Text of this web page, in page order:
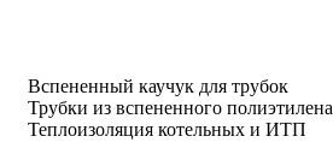
Вспененный каучук для трубок
Трубки из вспененного полиэтилена
Теплоизоляция котельных и ИТП